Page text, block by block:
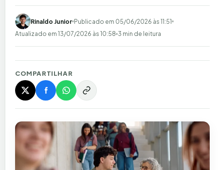
Rinaldo Junior Publicado em 05/06/2026 às 11:51
Atualizado em 13/07/2026 às 10:58 3 min de leitura
COMPARTILHAR